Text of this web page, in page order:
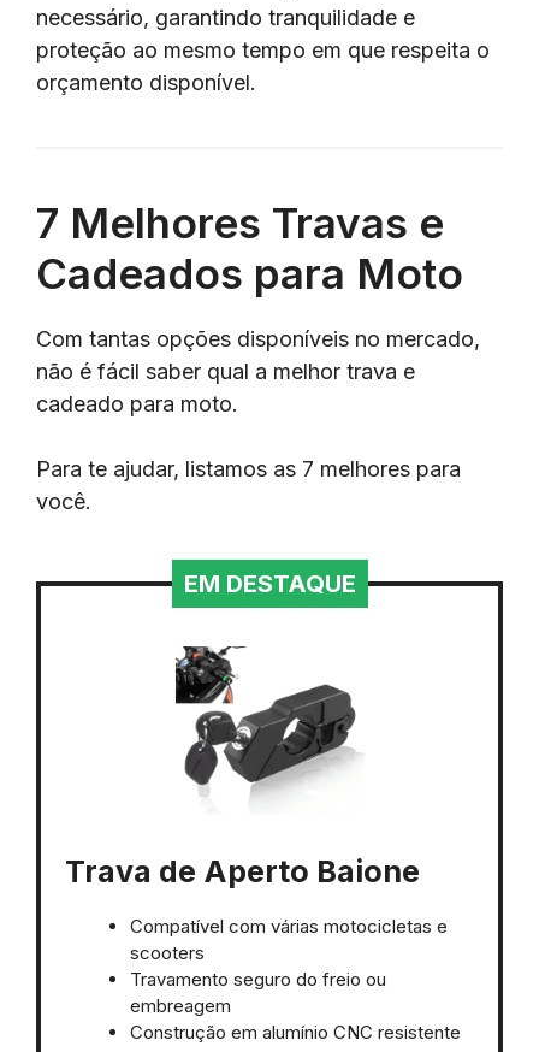
necessário, garantindo tranquilidade e
proteção ao mesmo tempo em que respeita o
orçamento disponível.
7 Melhores Travas e
Cadeados para Moto
Com tantas opções disponíveis no mercado,
não é fácil saber qual a melhor trava e
cadeado para moto.
Para te ajudar, listamos as 7 melhores para
você.
EM DESTAQUE
Trava de Aperto Baione
Compatível com várias motocicletas e
scooters
Travamento seguro do freio ou
embreagem
Construção em alumínio CNC resistente